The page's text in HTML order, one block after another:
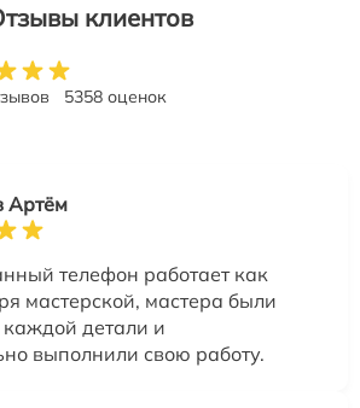
клиентов
5358 оценок
Артём
телефон работает как
мастерской, мастера были
детали и
выполнили свою работу.